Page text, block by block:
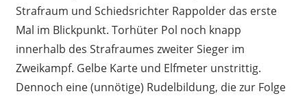
Strafraum und Schiedsrichter Rappolder das erste
Mal im Blickpunkt. Torhüter Pol noch knapp
innerhalb des Strafraumes zweiter Sieger im
Zweikampf. Gelbe Karte und Elfmeter unstrittig.
Dennoch eine (unnötige) Rudelbildung, die zur Folge